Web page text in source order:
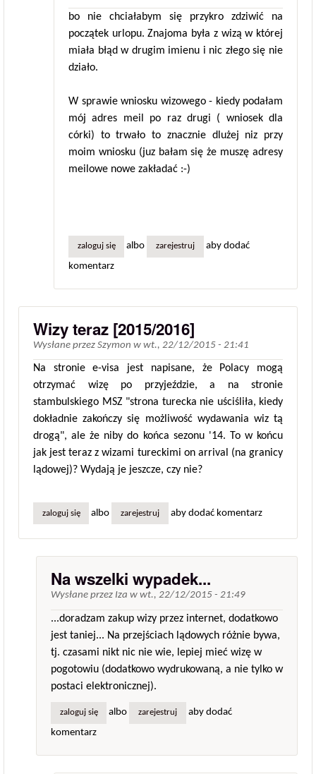
bo nie chciałabym się przykro zdziwić na
początek urlopu. Znajoma była z wizą w której
miała błąd w drugim imienu i nic złego się nie
działo.
W sprawie wniosku wizowego - kiedy podałam
mój adres meil po raz drugi ( wniosek dla
córki) to trwało to znacznie dlużej niz przy
moim wniosku (juz bałam się że muszę adresy
meilowe nowe zakładać :-)
zaloguj się albo zarejestruj
aby dodać
komentarz
Wizy teraz [2015/2016]
Wysłane przez Szymon w wt., 22/12/2015 - 21:41
Na stronie e-visa jest napisane, że Polacy mogą
otrzymać wizę po przyjeździe, a na stronie
stambulskiego MSZ "strona turecka nie uściśliła, kiedy
dokładnie zakończy się możliwość wydawania wiz tą
drogą", ale że niby do końca sezonu '14. To w końcu
jak jest teraz z wizami tureckimi on arrival (na granicy
lądowej)? Wydają je jeszcze, czy nie?
zaloguj się albo zarejestruj aby dodać komentarz
Na wszelki wypadek...
Wysłane przez Iza w wt., 22/12/2015 - 21:49
...doradzam zakup wizy przez internet, dodatkowo
jest taniej... Na przejściach lądowych różnie bywa,
tj. czasami nikt nic nie wie, lepiej mieć wizę w
pogotowiu (dodatkowo wydrukowaną, a nie tylko w
postaci elektronicznej).
zaloguj się albo zarejestruj
aby dodać
komentarz